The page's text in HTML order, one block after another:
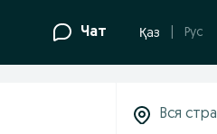
Чат Қаз Рус